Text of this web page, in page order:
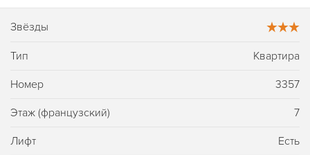
Звёзды
Тип Квартира
Номер 3357
Этаж (французский) 7
Лифт Есть